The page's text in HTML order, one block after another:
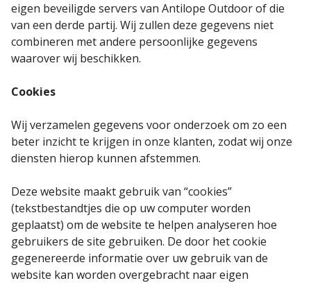
eigen beveiligde servers van Antilope Outdoor of die
van een derde partij. Wij zullen deze gegevens niet
combineren met andere persoonlijke gegevens
waarover wij beschikken.
Cookies
Wij verzamelen gegevens voor onderzoek om zo een
beter inzicht te krijgen in onze klanten, zodat wij onze
diensten hierop kunnen afstemmen.
Deze website maakt gebruik van “cookies”
(tekstbestandtjes die op uw computer worden
geplaatst) om de website te helpen analyseren hoe
gebruikers de site gebruiken. De door het cookie
gegenereerde informatie over uw gebruik van de
website kan worden overgebracht naar eigen